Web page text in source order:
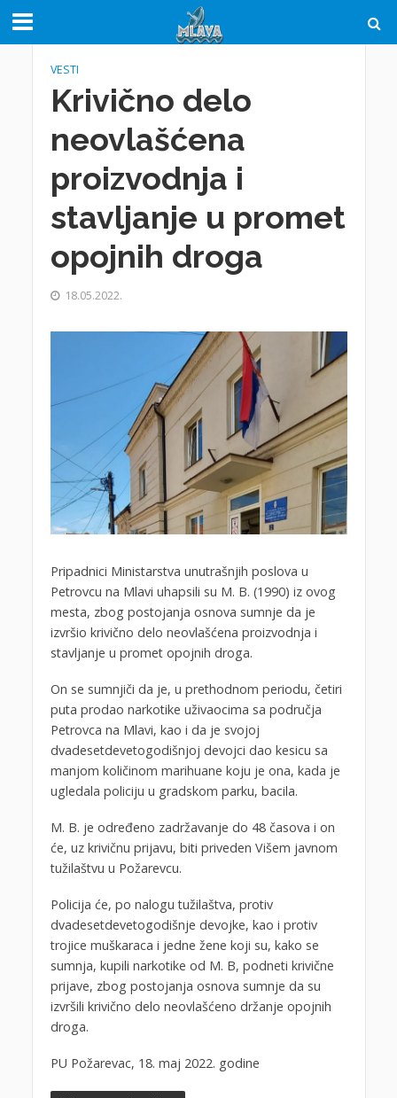
VESTI
Krivično delo
neovlašćena
proizvodnja i
stavljanje u promet
opojnih droga
18.05.2022.
Pripadnici Ministarstva unutrašnjih poslova u
Petrovcu na Mlavi uhapsili su M. B. (1990) iz ovog
mesta, zbog postojanja osnova sumnje da je
izvršio krivično delo neovlašćena proizvodnja i
stavljanje u promet opojnih droga.
On se sumnjiči da je, u prethodnom periodu, četiri
puta prodao narkotike uživaocima sa područja
Petrovca na Mlavi, kao i da je svojoj
dvadesetdevetogodišnjoj devojci dao kesicu sa
manjom količinom marihuane koju je ona, kada je
ugledala policiju u gradskom parku, bacila.
M. B. je određeno zadržavanje do 48 časova i on
će, uz krivičnu prijavu, biti priveden Višem javnom
tužilaštvu u Požarevcu.
Policija će, po nalogu tužilaštva, protiv
dvadesetdevetogodišnje devojke, kao i protiv
trojice muškaraca i jedne žene koji su, kako se
sumnja, kupili narkotike od M. B, podneti krivične
prijave, zbog postojanja osnova sumnje da su
izvršili krivično delo neovlašćeno držanje opojnih
droga.
PU Požarevac, 18. maj 2022. godine